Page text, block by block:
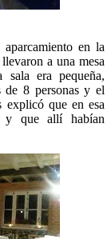
en la
a una mesa
era pequeña,
de 8 personas y el
que en esa
y que allí habían